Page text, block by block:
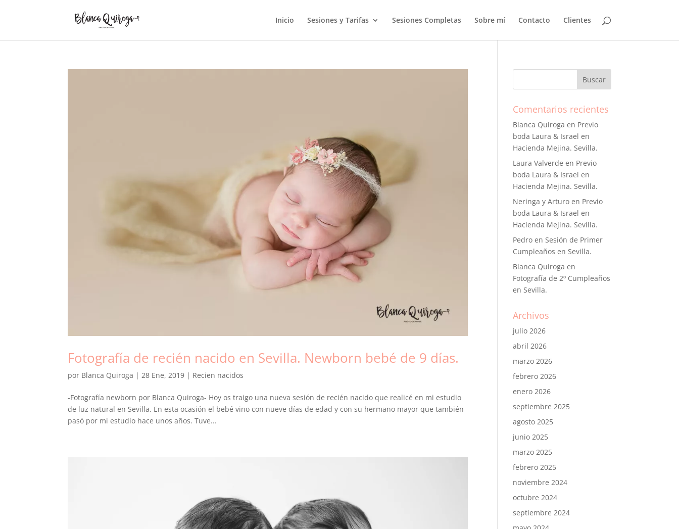
Inicio Sesiones y Tarifas Sesiones Completas Sobre mí Contacto Clientes
Fotografía de recién nacido en Sevilla. Newborn bebé de 9 días.
por Blanca Quiroga |28 Ene, 2019 | Recien nacidos
-Fotografía newborn por Blanca Quiroga- Hoy os traigo una nueva sesión de recién nacido que realicé en mi estudio
de luz natural en Sevilla. En esta ocasión el bebé vino con nueve días de edad y con su hermano mayor que también
pasó por mi estudio hace unos años. Tuve...
Comentarios recientes
Blanca Quiroga en Previo
boda Laura & Israel en
Hacienda Mejina. Sevilla.
Laura Valverde en Previo
boda Laura & Israel en
Hacienda Mejina. Sevilla.
Neringa y Arturo en Previo
boda Laura & Israel en
Hacienda Mejina. Sevilla.
Pedro enSesión de Primer
Cumpleaños en Sevilla.
Blanca Quiroga en
Fotografía de 2º Cumpleaños
en Sevilla.
Archivos
julio 2026
abril 2026
marzo 2026
febrero 2026
enero 2026
septiembre 2025
agosto 2025
junio 2025
marzo 2025
febrero 2025
noviembre 2024
octubre 2024
septiembre 2024